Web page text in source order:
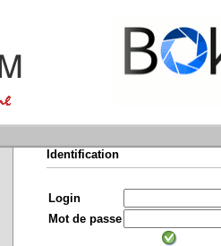
Identification
Login
Mot de passe